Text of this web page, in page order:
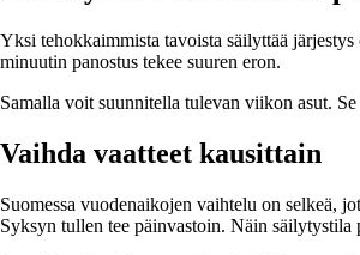
Yksi tehokkaimmista tavoista säilyttää
minuutin panostus tekee suuren eron.
Samalla voit suunnitella tulevan viikon asut.
Vaihda vaatteet kausittain
Suomessa vuodenaikojen vaihtelu on selkeä,
Syksyn tullen tee päinvastoin. Näin